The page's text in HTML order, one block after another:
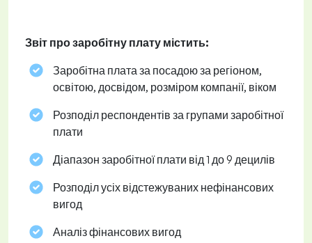
Звіт про заробітну плату містить:
Заробітна плата за посадою за регіоном,
освітою, досвідом, розміром компанії, віком
Розподіл респондентів за групами заробітної
плати
Діапазон заробітної плати від 1 до 9 децилів
Розподіл усіх відстежуваних нефінансових
вигод
Аналіз фінансових вигод